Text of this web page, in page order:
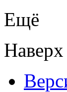
Ещё
Наверх